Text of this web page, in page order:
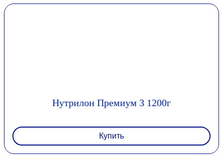
Нутрилон Премиум 3 1200г
Купить